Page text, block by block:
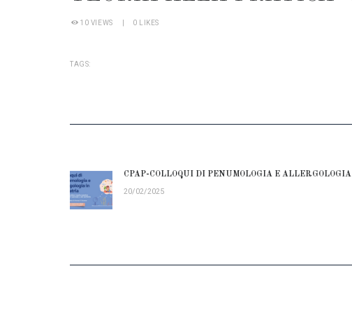
10 VIEWS 0 LIKES
TAGS:
ARTICOLI
Previous
post:
CPAP-COLLOQUI DI PENUMOLOGIA E
20/02/2025